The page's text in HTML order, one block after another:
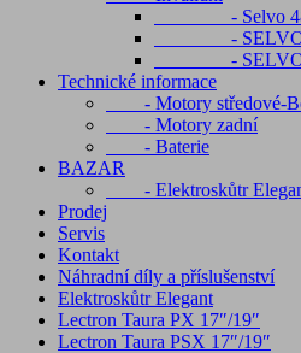
- Selvo 4810
- SELVO
- SELVO
Technické informace
- Motory středové-
- Motory zadní
- Baterie
BAZAR
- Elektroskůtr
Prodej
Servis
Kontakt
Náhradní díly a příslušenství
Elektroskůtr Elegant
Lectron Taura PX 17″/19″
Lectron Taura PSX 17″/19″